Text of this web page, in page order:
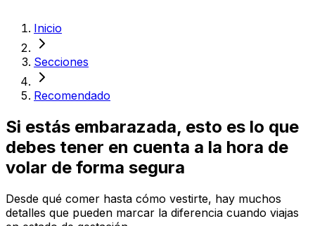
Inicio
Secciones
Recomendado
Si estás embarazada, esto es lo que
debes tener en cuenta a la hora de
volar de forma segura
Desde qué comer hasta cómo vestirte, hay muchos
detalles que pueden marcar la diferencia cuando viajas